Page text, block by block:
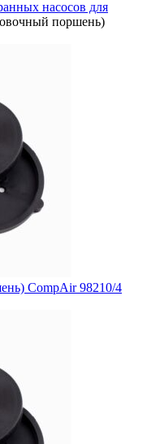
насосов для
поршень)
CompAir 98210/4